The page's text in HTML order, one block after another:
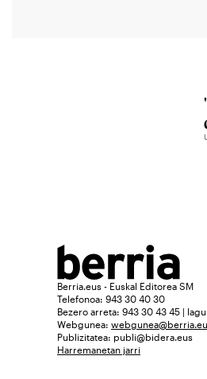
Berria.eus - Euskal Editorea SM
Telefonoa: 943 30 40 30
Bezero arreta: 943 30 43 45 |
Webgunea:
Publizitatea: publi@bidera.eus
Harremanetan jarri